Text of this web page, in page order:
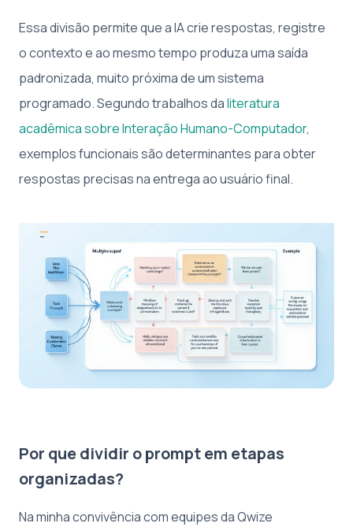
Essa divisão permite que a IA crie respostas, registre
o contexto e ao mesmo tempo produza uma saída
padronizada, muito próxima de um sistema
programado. Segundo trabalhos daliteratura
acadêmica sobre Interação Humano-Computador,
exemplos funcionais são determinantes para obter
respostas precisas na entrega ao usuário final.
Por que dividir o prompt em etapas
organizadas?
Na minha convivência com equipes da Qwize